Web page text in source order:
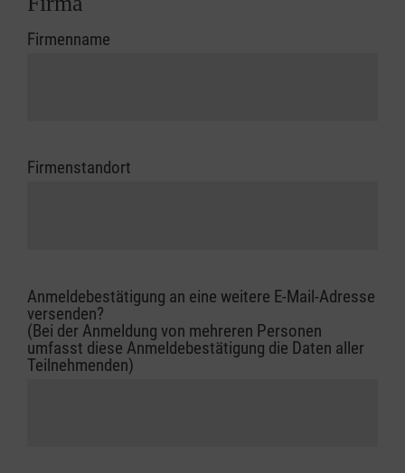
Firmenname
Firmenstandort
Anmeldebestätigung an eine weitere E-Mail-Adresse
versenden?
(Bei der Anmeldung von mehreren Personen
umfasst diese Anmeldebestätigung die Daten aller
Teilnehmenden)